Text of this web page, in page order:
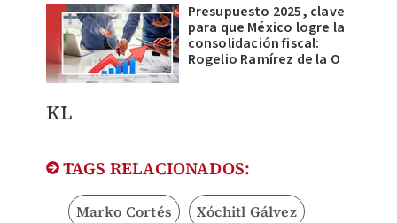
Presupuesto 2025, clave
para que México logre la
consolidación fiscal:
Rogelio Ramírez de la O
KL
TAGS RELACIONADOS:
Marko Cortés Xóchitl Gálvez